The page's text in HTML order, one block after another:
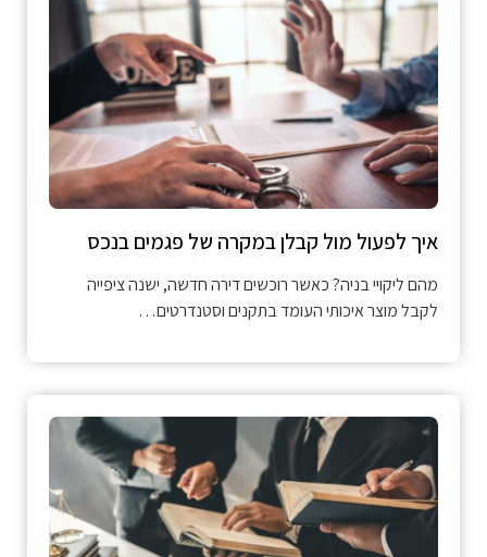
איך לפעול מול קבלן במקרה של פגמים בנכס
מהם ליקויי בניה? כאשר רוכשים דירה חדשה, ישנה ציפייה
לקבל מוצר איכותי העומד בתקנים וסטנדרטים…